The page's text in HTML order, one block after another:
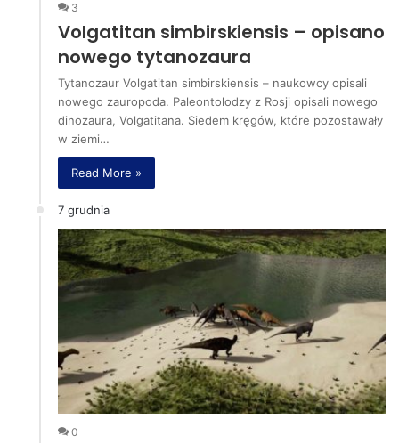
3
Volgatitan simbirskiensis – opisano
nowego tytanozaura
Tytanozaur Volgatitan simbirskiensis – naukowcy opisali
nowego zauropoda. Paleontolodzy z Rosji opisali nowego
dinozaura, Volgatitana. Siedem kręgów, które pozostawały
w ziemi…
Read More »
7 grudnia
0